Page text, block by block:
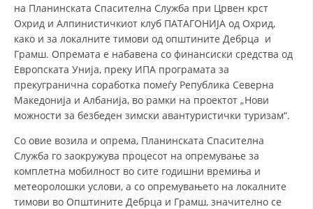
ОРГАНИЗАЦИЈА И РАЗВОЈ
РАКОВОДЕН ОДБОР
СОБРАНИЕ
СТРУКТУРА И ОРГАНИЗАЦИОНА ПОСТАВЕНОСТ
ДИСЕМИНАЦИЈА
на Планинската Спасителна Служба при Црвен крст
Охрид и Алпинистичкиот клуб ПАТАГОНИЈА од Охрид,
како и за локалните тимови од општините Дебрца и
Грамш. Опремата е набавена со финансиски средства од
Европската Унија, преку ИПА програмата за
прекугранична соработка помеѓу Република Северна
Македонија и Албанија, во рамки на проектот „Нови
можности за безбеден зимски авантуристички туризам“.
Со овие возила и опрема, Планинската Спасителна
Служба го заокружува процесот на опремување за
комплетна мобилност во сите годишни времиња и
метеоролошки услови, а со опремувањето на локалните
тимови во Општините Дебрца и Грамш, значително се